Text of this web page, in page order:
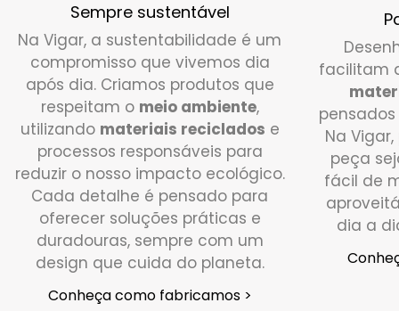
Sempre sustentável
Na Vigar, a sustentabilidade é um
compromisso que vivemos dia
após dia. Criamos produtos que
respeitam o meio ambiente,
utilizando materiais reciclados e
processos responsáveis para
reduzir o nosso impacto ecológico.
Cada detalhe é pensado para
oferecer soluções práticas e
duradouras, sempre com um
design que cuida do planeta.
Conheça como fabricamos >
facilitam
Na
peça
fácil de
dia a